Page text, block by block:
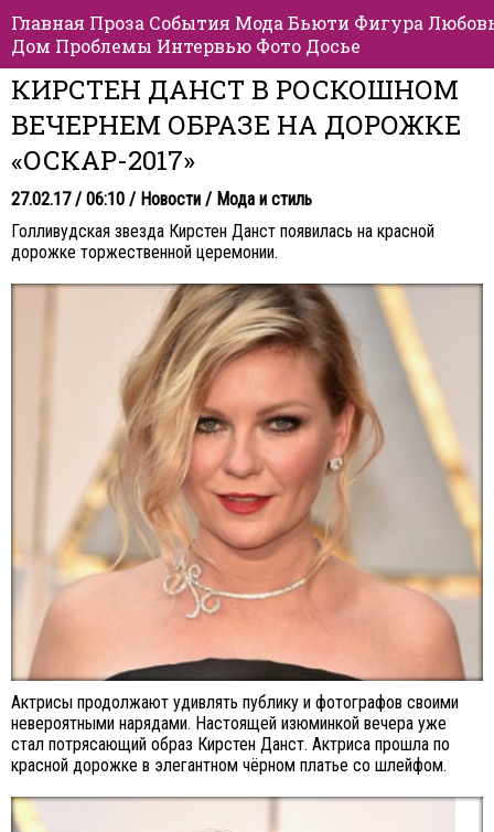
Главная Проза События Мода Бьюти Фигура
Дом Проблемы Интервью Фото Досье
КИРСТЕН ДАНСТ В РОСКОШНОМ
ВЕЧЕРНЕМ ОБРАЗЕ НА ДОРОЖКЕ
«ОСКАР-2017»
27.02.17 / 06:10 / Новости / Мода и стиль
Голливудская звезда Кирстен Данст появилась на красной
дорожке торжественной церемонии.
Актрисы продолжают удивлять публику и фотографов своими
невероятными нарядами. Настоящей изюминкой вечера уже
стал потрясающий образ Кирстен Данст. Актриса прошла по
красной дорожке в элегантном чёрном платье со шлейфом.